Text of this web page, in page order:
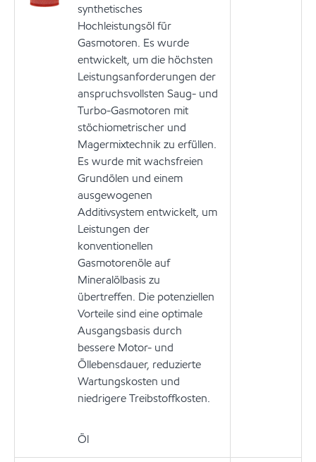
synthetisches
Hochleistungsöl für
Gasmotoren. Es wurde
entwickelt, um die höchsten
Leistungsanforderungen der
anspruchsvollsten Saug- und
Turbo-Gasmotoren mit
stöchiometrischer und
Magermixtechnik zu erfüllen.
Es wurde mit wachsfreien
Grundölen und einem
ausgewogenen
Additivsystem entwickelt, um
Leistungen der
konventionellen
Gasmotorenöle auf
Mineralölbasis zu
übertreffen. Die potenziellen
Vorteile sind eine optimale
Ausgangsbasis durch
bessere Motor- und
Öllebensdauer, reduzierte
Wartungskosten und
niedrigere Treibstoffkosten.
Öl